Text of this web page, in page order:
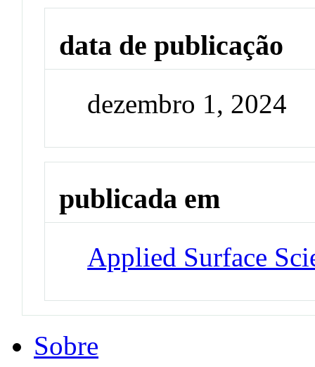
data de publicação
dezembro 1, 2024
publicada em
Applied Surface
Sobre